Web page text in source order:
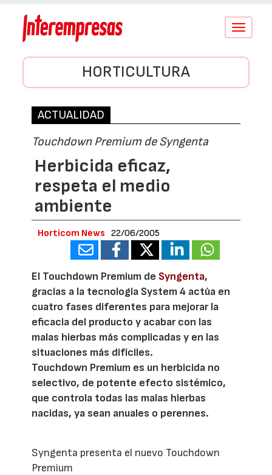
Conmutar
HORTICULTURA
ACTUALIDAD
Touchdown Premium de Syngenta
Herbicida eficaz,
respeta el medio
ambiente
Horticom News 22/06/2005
El Touchdown Premium de Syngenta,
gracias a la tecnología System 4 actúa en
cuatro fases diferentes para mejorar la
eficacia del producto y acabar con las
malas hierbas más complicadas y en las
situaciones más difíciles.
Touchdown Premium es un herbicida no
selectivo, de potente efecto sistémico,
que controla todas las malas hierbas
nacidas, ya sean anuales o perennes.
Syngenta presenta el nuevo Touchdown
Premium